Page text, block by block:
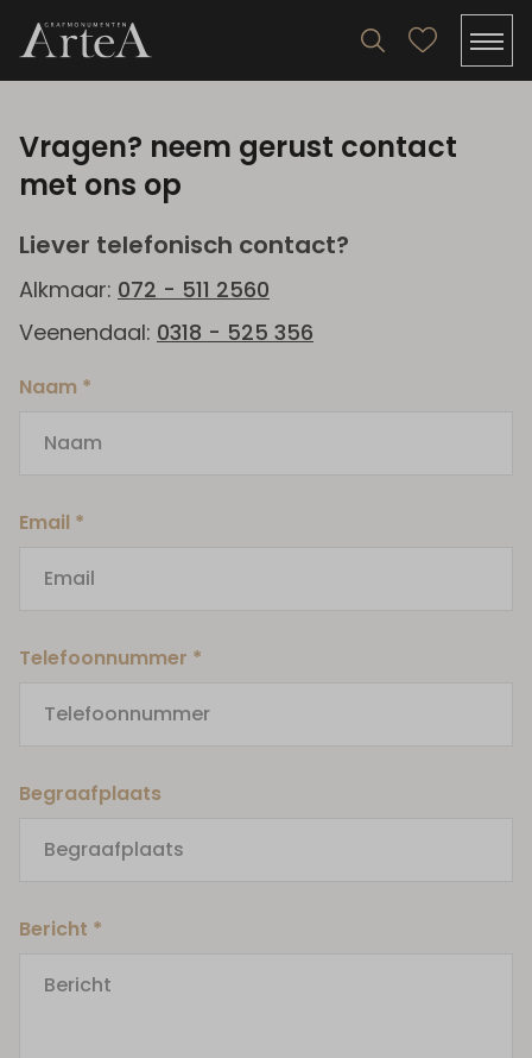
Vragen? neem gerust contact
met ons op
Liever telefonisch contact?
Alkmaar: 072 - 511 2560
Veenendaal: 0318 - 525 356
Naam *
Email *
Telefoonnummer *
Begraafplaats
Bericht *